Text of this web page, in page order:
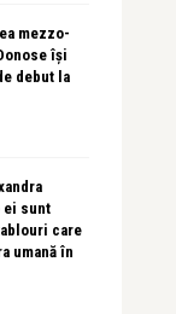
mezzo-
își
debut la
ei sunt
care
umană în